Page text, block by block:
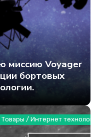
миссию Voyager
бортовых
/ Интернет